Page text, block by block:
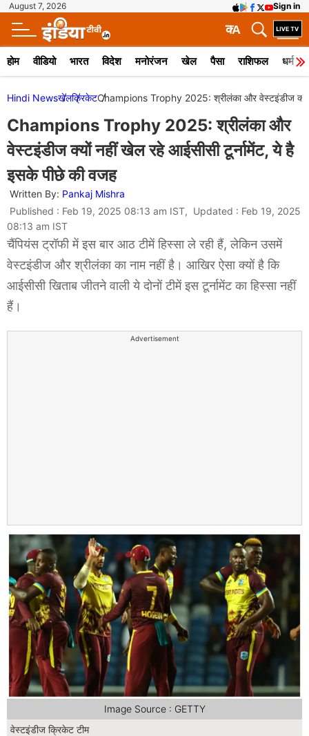
August 7, 2026 Sign in
A
क
होम वीडियो भारत विदेश मनोरंजन खेल पैसा राशिफल धर्म
Hindi Newsखेलक्रिकेटChampions Trophy 2025: श्रीलंका और वेस्टइंडीज
Champions Trophy 2025: श्रीलंका और
वेस्टइंडीज क्यों नहीं खेल रहे आईसीसी टूर्नामेंट, ये है
इसके पीछे की वजह
Written By: Pankaj Mishra
Published : Feb 19, 2025 08:13 am IST, Updated : Feb 19, 2025
08:13 am IST
चैंपियंस ट्रॉफी में इस बार आठ टीमें हिस्सा ले रही हैं, लेकिन उसमें
वेस्टइंडीज और श्रीलंका का नाम नहीं है। आखिर ऐसा क्यों है कि
आईसीसी खिताब जीतने वाली ये दोनों टीमें इस टूर्नामेंट का हिस्सा नहीं
हैं।
Advertisement
वेस्टइंडीज क्रिकेट टीम
Image Source : GETTY